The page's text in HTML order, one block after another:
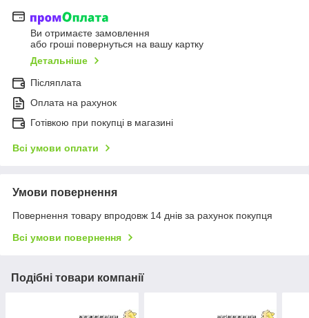
Ви отримаєте замовлення
або гроші повернуться на вашу картку
Детальніше
Післяплата
Оплата на рахунок
Готівкою при покупці в магазині
Всі умови оплати
Умови повернення
Повернення товару впродовж 14 днів за рахунок покупця
Всі умови повернення
Подібні товари компанії